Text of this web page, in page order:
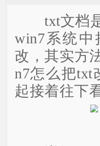
txt文档是
win7系统
改，其实方
n7怎么把txt
起接着往下